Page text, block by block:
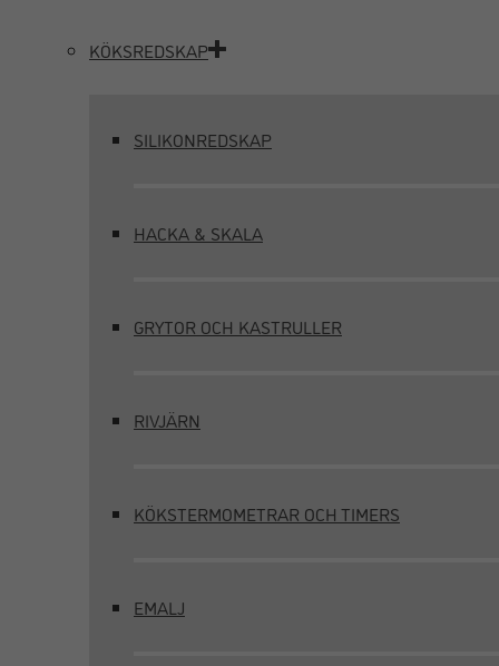
KÖKSREDSKAP
SILIKONREDSKAP
HACKA & SKALA
GRYTOR OCH KASTRULLER
RIVJÄRN
KÖKSTERMOMETRAR OCH TIMERS
EMALJ